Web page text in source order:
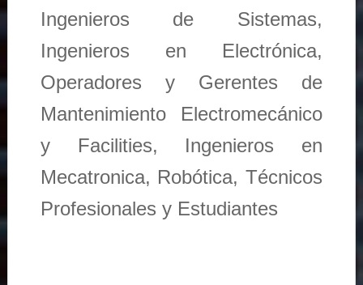
Ingenieros de Sistemas,
Ingenieros en Electrónica,
Operadores y Gerentes de
Mantenimiento Electromecánico
y Facilities, Ingenieros en
Mecatronica, Robótica, Técnicos
Profesionales y Estudiantes